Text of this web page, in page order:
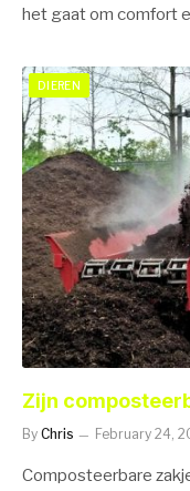
het gaat om comfort
DIEREN
Zijn
By Chris February 24,
Composteerbare